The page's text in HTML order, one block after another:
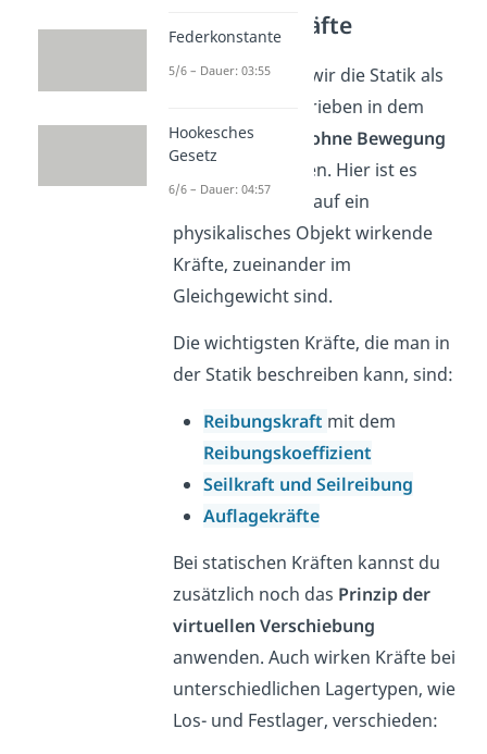
Statische Kräfte
Eingangs haben wir die Statik als
ein Gebiet beschrieben in dem
ruhende Körper ohne Bewegung
betrachtet werden. Hier ist es
wichtig, dass die auf ein
physikalisches Objekt wirkende
Kräfte, zueinander im
Gleichgewicht sind.
Die wichtigsten Kräfte, die man in
der Statik beschreiben kann, sind:
Reibungskraft mit dem
Reibungskoeffizient
Seilkraft und Seilreibung
Auflagekräfte
Bei statischen Kräften kannst du
zusätzlich noch das Prinzip der
virtuellen Verschiebung
anwenden. Auch wirken Kräfte bei
unterschiedlichen Lagertypen, wie
Los- und Festlager, verschieden:
Federkonstante
5/6 – Dauer: 03:55
Hookesches
Gesetz
6/6 – Dauer: 04:57